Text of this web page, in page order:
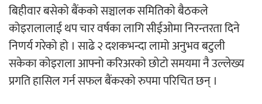
‘ईयुमा डट कम’ले बुधबारदेखि आफ्नो
औपचारिक सेवा सञ्चालनमा
बिहीवार बसेको बैंकको सञ्चालक समितिको बैठकले
कोइरालालाई थप चार वर्षका लागि सीईओमा निरन्तरता दिने
निणर्य गरेको हो । साढे २ दशकभन्दा लामो अनुभव बटुली
सकेका कोइराला आफ्नो करिअरको छोटो समयमा नै उल्लेख्य
प्रगति हासिल गर्न सफल बैंकरको रुपमा परिचित छन् ।